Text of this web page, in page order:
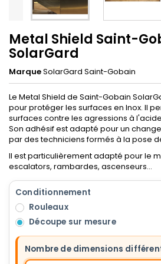
Metal Shield Saint-
SolarGard
MarqueSolarGard Saint-Gobain
Le Metal Shield de Saint-Gobain
pour protéger les surfaces en Inox. Il
surfaces contre les agressions à
Son adhésif est adapté pour un
par des techniciens formés à la pose
Il est particulièrement adapté pour le
escalators, rambardes, ascenseurs...
Conditionnement
Rouleaux
Découpe sur mesure
Nombre de dimensions